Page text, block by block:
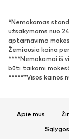
Atviri batai
SPORTAS
Sportiniai
AKSESUARAI
*Nemokamas
užsakymams nuo
aptarnavimo
Žemiausia kaina
****Nemokamai iš
būti taikomi
******Visos kainos
Apie mus